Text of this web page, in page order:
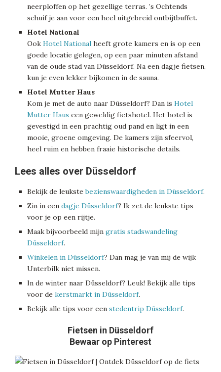
neerploffen op het gezellige terras. ’s Ochtends
schuif je aan voor een heel uitgebreid ontbijtbuffet.
Hotel National
Ook Hotel National heeft grote kamers en is op een
goede locatie gelegen, op een paar minuten afstand
van de oude stad van Düsseldorf. Na een dagje fietsen,
kun je even lekker bijkomen in de sauna.
Hotel Mutter Haus
Kom je met de auto naar Düsseldorf? Dan is Hotel
Mutter Haus een geweldig fietshotel. Het hotel is
gevestigd in een prachtig oud pand en ligt in een
mooie, groene omgeving. De kamers zijn sfeervol,
heel ruim en hebben fraaie historische details.
Lees alles over Düsseldorf
Bekijk de leukstebezienswaardigheden in Düsseldorf.
Zin in een dagje Düsseldorf? Ik zet de leukste tips
voor je op een rijtje.
Maak bijvoorbeeld mijn gratis stadswandeling
Düsseldorf.
Winkelen in Düsseldorf? Dan mag je van mij de wijk
Unterbilk niet missen.
In de winter naar Düsseldorf? Leuk! Bekijk alle tips
voor de kerstmarkt in Düsseldorf.
Bekijk alle tips voor een stedentrip Düsseldorf.
Fietsen in Düsseldorf
Bewaar op Pinterest